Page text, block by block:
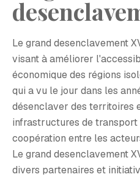
Le grand desenclavement
visant à améliorer
économique des régions
qui a vu le jour dans les
désenclaver des territoires
infrastructures de
coopération entre les
Le grand desenclavement
divers partenaires et